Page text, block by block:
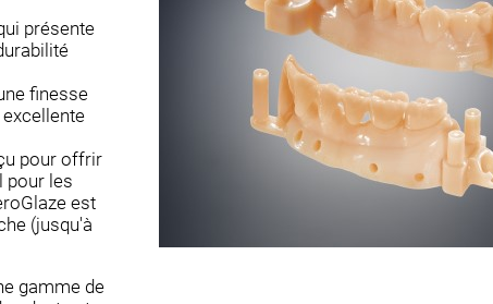
présente
finesse
pour offrir
pour les
est
(jusqu'à
gamme de